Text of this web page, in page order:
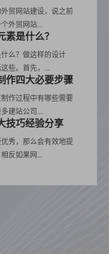
贸网站建设，说之前
外贸网站...
是什么？
么？做这样的设计
些。首先，...
作四大必要步骤
作过程中有哪些需要
建站公司...
技巧经验分享
秀，那么会有效地提
反如果网...